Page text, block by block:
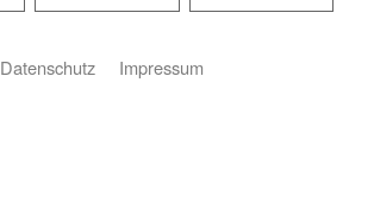
Datenschutz Impressum